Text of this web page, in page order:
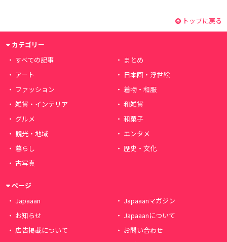
トップに戻る
カテゴリー
すべての記事
まとめ
アート
日本画・浮世絵
ファッション
着物・和服
雑貨・インテリア
和雑貨
グルメ
和菓子
観光・地域
エンタメ
暮らし
歴史・文化
古写真
ページ
Japaaan
Japaaanマガジン
お知らせ
Japaaanについて
広告掲載について
お問い合わせ